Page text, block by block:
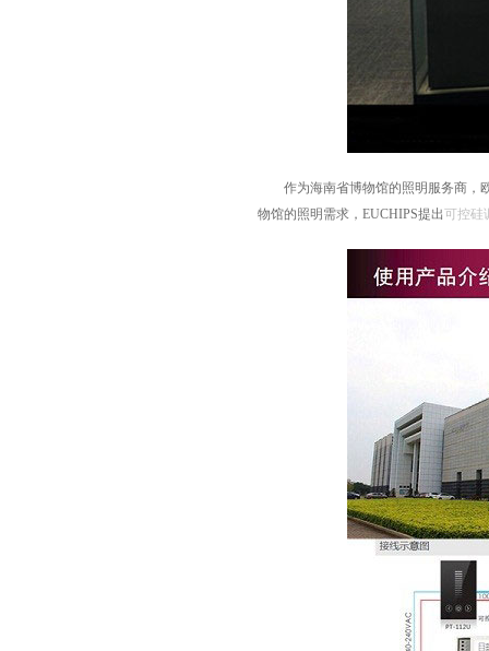
作为海南省博物馆的照明服务商，欧
物馆的照明需求，EUCHIPS提出可控硅